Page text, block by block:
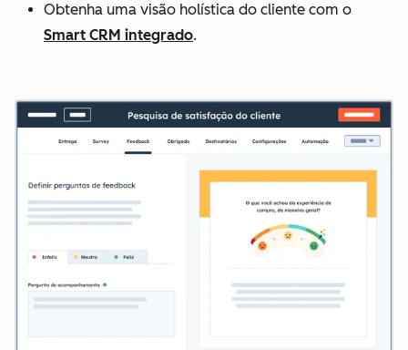
Obtenha uma visão holística do cliente com o
Smart CRM integrado.